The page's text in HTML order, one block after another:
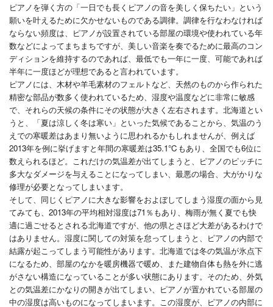
ピアノを弾く方の「一日でも長くピアノの音を美しく保ちたい」という
願いを叶えるために欠かせないものである調律。調律を行なわなければ
ならない頻度は、ピアノが設置されている部屋の環境や使われている年
数などによってまちまちですが、美しい音楽を奏でるために最高のコン
ディションを維持するのであれば、最低でも一年に一度、可能であれば
半年に一度ほどが理想であると言われています。
ピアノには、木材や羊毛素材のフェルトなど、天然のものから作られた
精密な部品が数多く使われているため、湿度や温度などに非常に敏感
で、それらの天候の条件にその状態が大きく左右されます。北海道とい
うと、「夏は涼しく冬は寒い」といった気候であることから、気温のう
えでの寒暖差はあまり無いように思われるかもしれませんが、例えば
2013年を例に挙げますと年間の寒暖差は35.1℃もあり、全国でも6位に
数えられるほど。これだけの気温差が出てしまうと、ピアノのピッチに
多大なダメージを与えることになってしまい、最悪の場合、大がかりな
修理が必要となってしまいます。
そして、同じくピアノに大きな影響をおよぼしてしまう湿度の面から見
てみても、2013年の平均相対湿度は71％もあり、梅雨が無く夏でも快
適に過ごせるとされる北海道ですが、他の県とさほど大差があるわけで
はありません。湿度に関しての対策を怠ってしまうと、ピアノの内部で
結露が起こってしまう可能性があります。北海道では冬の気温が氷点下
になるため、部屋のなかを暖房機器で暖め、また建物自体も熱を外に逃
がさない構造になっていることが多い状態にあります。そのため、外気
との気温差にかなりの開きが出てしまい、ピアノが置かれている部屋の
中の湿度は高いものになってしまいます。この湿度が、ピアノの内部に